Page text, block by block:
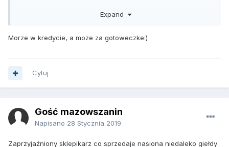
Expand
Morze w kredycie, a moze za gotoweczke:)
Cytuj
Gość mazowszanin
Napisano 28 Stycznia 2019
Zaprzyjaźniony sklepikarz co sprzedaje nasiona niedaleko giełdy